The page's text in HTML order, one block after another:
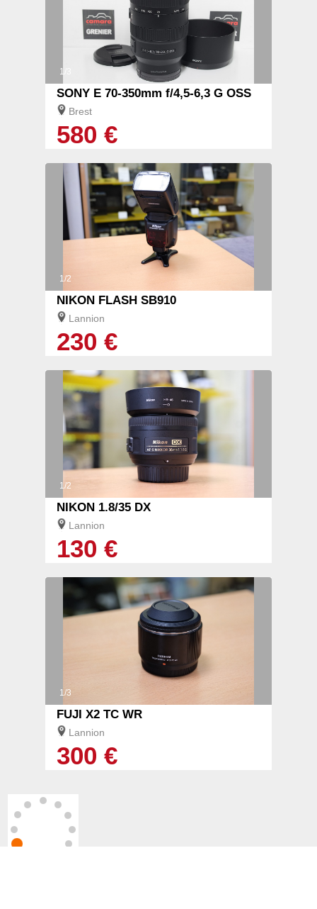
1/3
SONY E 70-350mm f/4,5-6,3 G OSS
Brest
580 €
1/2
NIKON FLASH SB910
Lannion
230 €
1/2
NIKON 1.8/35 DX
Lannion
130 €
1/3
FUJI X2 TC WR
Lannion
300 €